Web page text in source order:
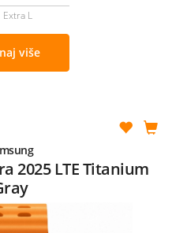
L
više
2025 LTE Titanium